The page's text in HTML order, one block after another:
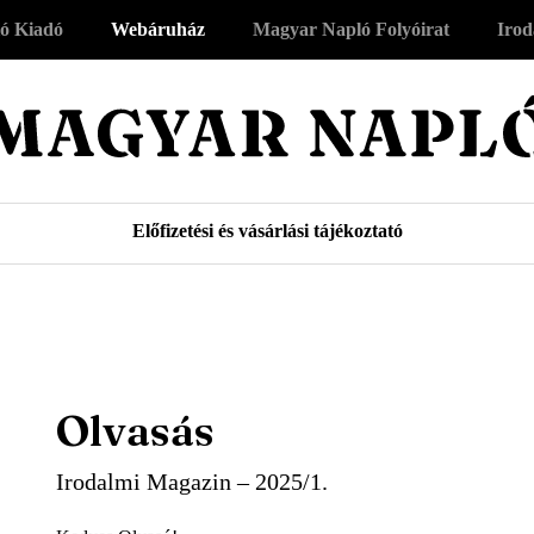
Kiadó Webáruház
Előfizetési és vásárlási tájékoztató
Magyar Napló Folyóirat
Olvasás
Irodalmi Magazin – 2025/1.